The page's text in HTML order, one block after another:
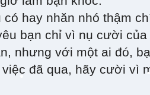
hay nhăn nhó thậm
bạn chỉ vì nụ cười
nhưng với một ai đó,
đã qua, hãy cười vì